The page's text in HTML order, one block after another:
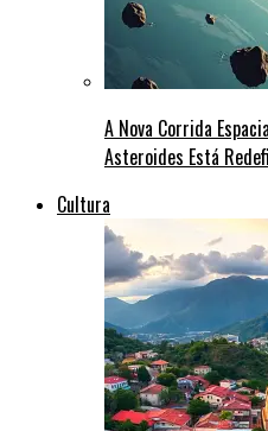
A Nova Corrida
Asteroides Está
Cultura